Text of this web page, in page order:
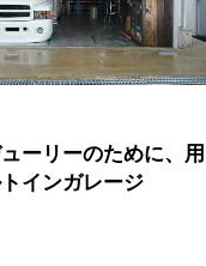
ーリーのために、用
インガレージ